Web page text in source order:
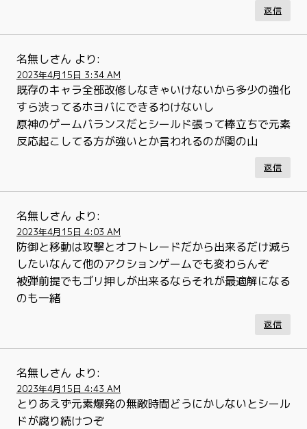
返信
名無しさん より:
2023年4月15日 3:34 AM
既存のキャラ全部改修しなきゃいけないから多少の強化
すら渋ってるホヨバにできるわけないし
原神のゲームバランスだとシールド張って棒立ちで元素
反応起こしてる方が強いとか言われるのが関の山
返信
名無しさん より:
2023年4月15日 4:03 AM
防御と移動は攻撃とオフトレードだから出来るだけ減ら
したいなんて他のアクションゲームでも変わらんぞ
被弾前提でもゴリ押しが出来るならそれが最適解になる
のも一緒
返信
名無しさん より:
2023年4月15日 4:43 AM
とりあえず元素爆発の無敵時間どうにかしないとシール
ドが腐り続けつぞ